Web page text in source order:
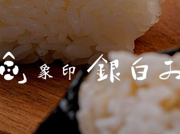
「象印銀白おにぎり
「象印銀白おにぎり」の
です。最新情報やお知ら
していきます。